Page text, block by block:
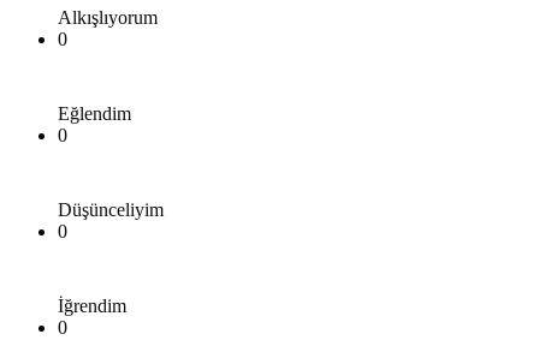
Alkışlıyorum
0
Eğlendim
0
Düşünceliyim
0
İğrendim
0